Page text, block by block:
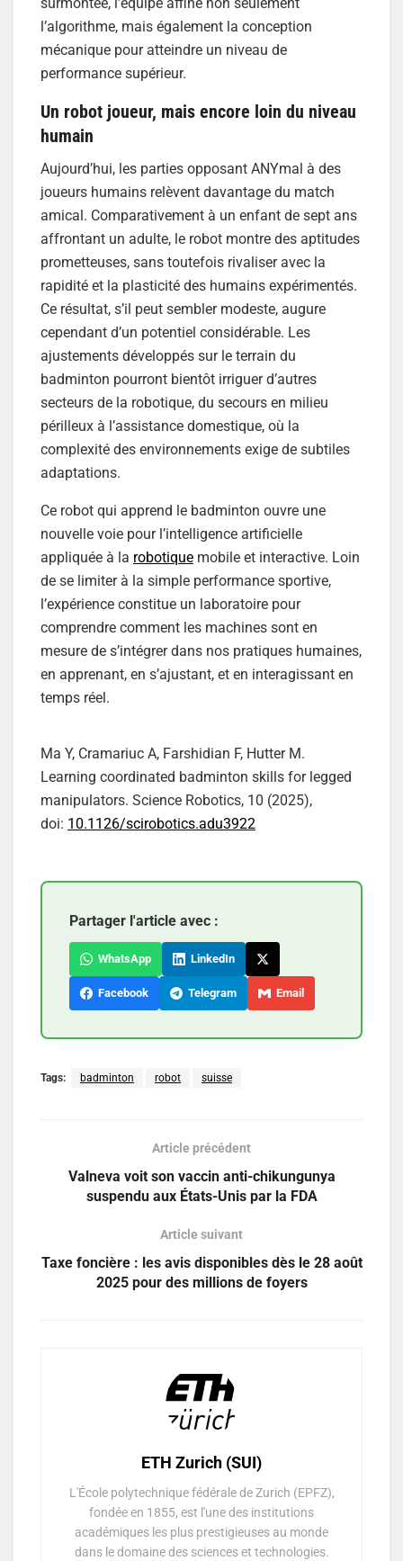
l’algorithme, mais également la conception
mécanique pour atteindre un niveau de
performance supérieur.
Un robot joueur, mais encore loin du niveau
humain
Aujourd’hui, les parties opposant ANYmal à des
joueurs humains relèvent davantage du match
amical. Comparativement à un enfant de sept ans
affrontant un adulte, le robot montre des aptitudes
prometteuses, sans toutefois rivaliser avec la
rapidité et la plasticité des humains expérimentés.
Ce résultat, s’il peut sembler modeste, augure
cependant d’un potentiel considérable. Les
ajustements développés sur le terrain du
badminton pourront bientôt irriguer d’autres
secteurs de la robotique, du secours en milieu
périlleux à l’assistance domestique, où la
complexité des environnements exige de subtiles
adaptations.
Ce robot qui apprend le badminton ouvre une
nouvelle voie pour l’intelligence artificielle
appliquée à la robotique mobile et interactive. Loin
de se limiter à la simple performance sportive,
l’expérience constitue un laboratoire pour
comprendre comment les machines sont en
mesure de s’intégrer dans nos pratiques humaines,
en apprenant, en s’ajustant, et en interagissant en
temps réel.
Ma Y, Cramariuc A, Farshidian F, Hutter M.
Learning coordinated badminton skills for legged
manipulators. Science Robotics, 10 (2025),
doi: 10.1126/scirobotics.adu3922
Partager l'article avec :
WhatsApp LinkedIn
Facebook Telegram Email
Tags: badminton robot suisse
Article précédent
Valneva voit son vaccin anti-chikungunya
suspendu aux États-Unis par la FDA
Article suivant
Taxe foncière : les avis disponibles dès le 28 août
2025 pour des millions de foyers
ETH Zurich (SUI)
L'École polytechnique fédérale de Zurich (EPFZ),
fondée en 1855, est l'une des institutions
académiques les plus prestigieuses au monde
dans le domaine des sciences et technologies.